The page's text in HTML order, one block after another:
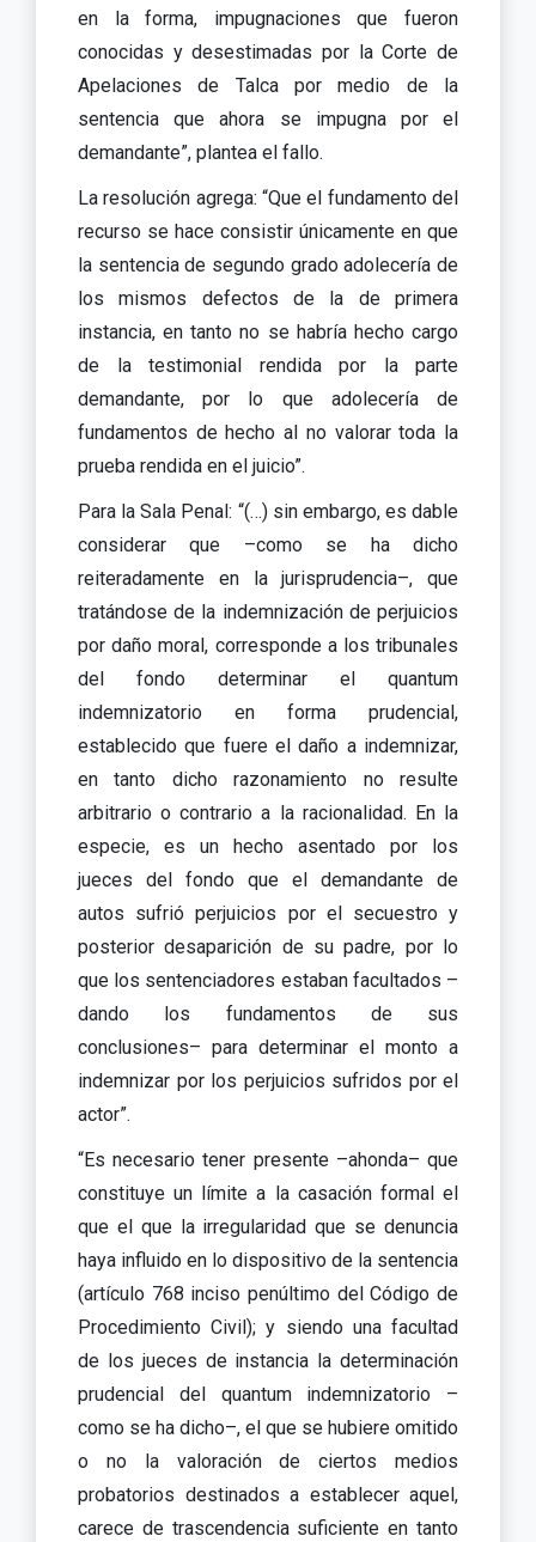
en la forma, impugnaciones que fueron
conocidas y desestimadas por la Corte de
Apelaciones de Talca por medio de la
sentencia que ahora se impugna por el
demandante”, plantea el fallo.
La resolución agrega: “Que el fundamento del
recurso se hace consistir únicamente en que
la sentencia de segundo grado adolecería de
los mismos defectos de la de primera
instancia, en tanto no se habría hecho cargo
de la testimonial rendida por la parte
demandante, por lo que adolecería de
fundamentos de hecho al no valorar toda la
prueba rendida en el juicio”.
Para la Sala Penal: “(…) sin embargo, es dable
considerar que –como se ha dicho
reiteradamente en la jurisprudencia–, que
tratándose de la indemnización de perjuicios
por daño moral, corresponde a los tribunales
del fondo determinar el quantum
indemnizatorio en forma prudencial,
establecido que fuere el daño a indemnizar,
en tanto dicho razonamiento no resulte
arbitrario o contrario a la racionalidad. En la
especie, es un hecho asentado por los
jueces del fondo que el demandante de
autos sufrió perjuicios por el secuestro y
posterior desaparición de su padre, por lo
que los sentenciadores estaban facultados –
dando los fundamentos de sus
conclusiones– para determinar el monto a
indemnizar por los perjuicios sufridos por el
actor”.
“Es necesario tener presente –ahonda– que
constituye un límite a la casación formal el
que el que la irregularidad que se denuncia
haya influido en lo dispositivo de la sentencia
(artículo 768 inciso penúltimo del Código de
Procedimiento Civil); y siendo una facultad
de los jueces de instancia la determinación
prudencial del quantum indemnizatorio –
como se ha dicho–, el que se hubiere omitido
o no la valoración de ciertos medios
probatorios destinados a establecer aquel,
carece de trascendencia suficiente en tanto